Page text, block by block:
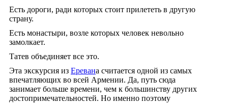
Есть дороги, ради которых стоит прилететь в другую
страну.
Есть монастыри, возле которых человек невольно
замолкает.
Татев объединяет все это.
Эта экскурсия из Еревана считается одной из самых
впечатляющих во всей Армении. Да, путь сюда
занимает больше времени, чем к большинству других
достопримечательностей. Но именно поэтому